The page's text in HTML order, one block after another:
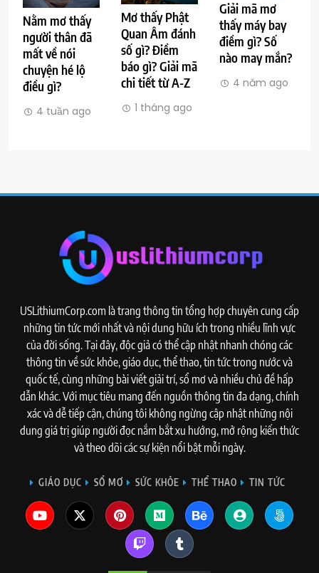
Nằm mơ thấy
người thân đã
mất về nói
chuyện hé lộ
điều gì?
4 tuần ago
Mơ thấy Phật
Quan Âm đánh
số gì? Điềm
báo gì? Giải mã
chi tiết từ A-Z
1 tháng ago
Giải mã mơ
thấy máy bay
điềm gì? Số
nào may mắn?
4 năm ago
USLithiumCorp.com là trang thông tin tổng hợp chuyên cung cấp
những tin tức mới nhất và nội dung hữu ích trong nhiều lĩnh vực
của đời sống. Tại đây, độc giả có thể cập nhật nhanh chóng các
thông tin về sức khỏe, giáo dục, thể thao, tin tức trong nước và
quốc tế, cùng những bài viết giải trí, sổ mơ và nhiều chủ đề hấp
dẫn khác. Với mục tiêu mang đến nguồn thông tin đa dạng, chính
xác và dễ tiếp cận, chúng tôi không ngừng cập nhật những nội
dung giá trị giúp người đọc nắm bắt xu hướng, mở rộng kiến thức
và theo dõi các sự kiện nổi bật mỗi ngày.
GIÁO DỤC SỔ MƠ SỨC KHỎE THỂ THAO TIN TỨC